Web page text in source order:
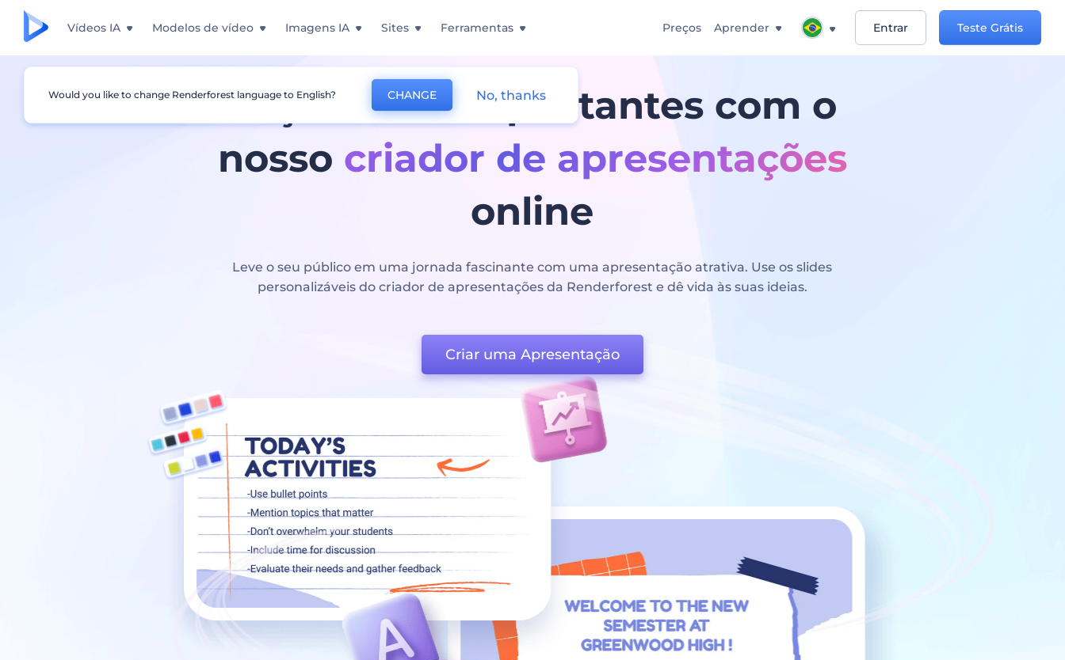
Vídeos IA Modelos de vídeo Imagens IA Sites Ferramentas Preços Aprender Entrar Teste Grátis
Faça slides impactantes com o
nosso criador de apresentações
online
Leve o seu público em uma jornada fascinante com uma apresentação atrativa. Use os slides
personalizáveis do criador de apresentações da Renderforest e dê vida às suas ideias.
Criar uma Apresentação
Would you like to change Renderforest language to English? CHANGE No, thanks